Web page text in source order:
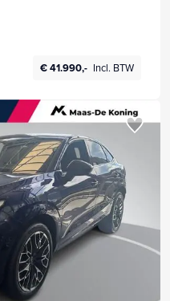
€ 41.990,- Incl. BTW